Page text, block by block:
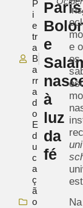
P
i
e
tr
a
B
a
rr
a
d
o
E
d
u
c
a
ç
ã
o
e
à
luz
da
fé
e
os